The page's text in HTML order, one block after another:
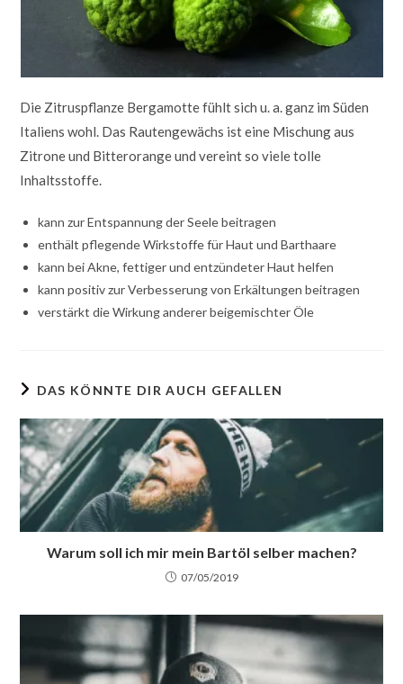
Die Zitruspflanze Bergamotte fühlt sich u. a. ganz im Süden
Italiens wohl. Das Rautengewächs ist eine Mischung aus
Zitrone und Bitterorange und vereint so viele tolle
Inhaltsstoffe.
kann zur Entspannung der Seele beitragen
enthält pflegende Wirkstoffe für Haut und Barthaare
kann bei Akne, fettiger und entzündeter Haut helfen
kann positiv zur Verbesserung von Erkältungen beitragen
verstärkt die Wirkung anderer beigemischter Öle
DAS KÖNNTE DIR AUCH GEFALLEN
Warum soll ich mir mein Bartöl selber machen?
07/05/2019